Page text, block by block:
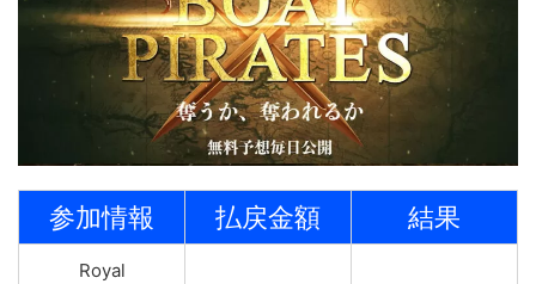
参加情報 払戻金額 結果
Royal